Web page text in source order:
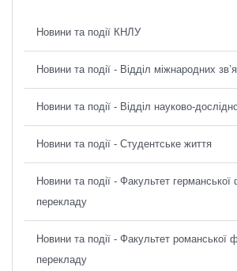
Новини та події КНЛУ
Новини та події - Відділ міжнародних
Новини та події - Відділ науково-
Новини та події - Студентське життя
Новини та події - Факультет германської
перекладу
Новини та події - Факультет романської
перекладу